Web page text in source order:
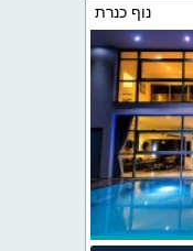
נוף כנרת